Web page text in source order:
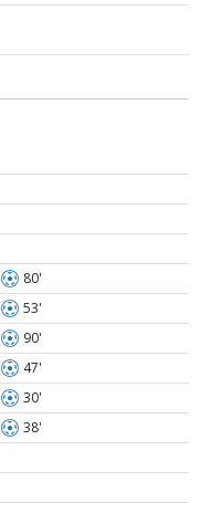
80'
53'
90'
47'
30'
38'